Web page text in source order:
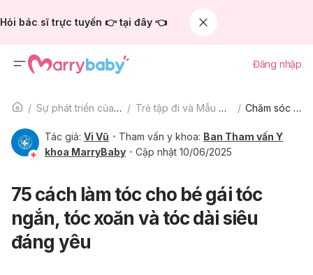
Hỏi bác sĩ trực tuyến 👉 tại đây 👈
Đăng nhập
Sự phát triển của trẻ Trẻ tập đi và Mẫu giáo Chăm sóc trẻ
Tác giả: Vi Vũ Tham vấn y khoa: Ban Tham vấn Y
khoa MarryBaby
Cập nhật 10/06/2025
75 cách làm tóc cho bé gái tóc
ngắn, tóc xoăn và tóc dài siêu
đáng yêu